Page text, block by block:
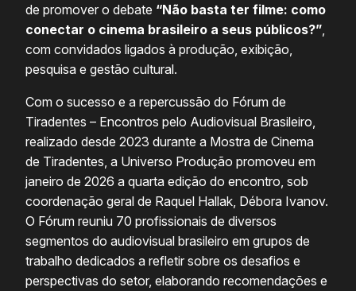
de promover o debate “Não basta ter filme: como
conectar o cinema brasileiro a seus públicos?”
com convidados ligados à produção, exibição,
pesquisa e gestão cultural.
Com o sucesso e a repercussão do Fórum de
Tiradentes – Encontros pelo Audiovisual Brasileiro,
realizado desde 2023 durante a Mostra de Cinema
de Tiradentes, a Universo Produção promoveu em
janeiro de 2026 a quarta edição do encontro, sob
coordenação geral de Raquel Hallak, Débora Ivanov.
O Fórum reuniu 70 profissionais de diversos
segmentos do audiovisual brasileiro em grupos de
trabalho dedicados a refletir sobre os desafios e
perspectivas do setor, elaborando recomendações e